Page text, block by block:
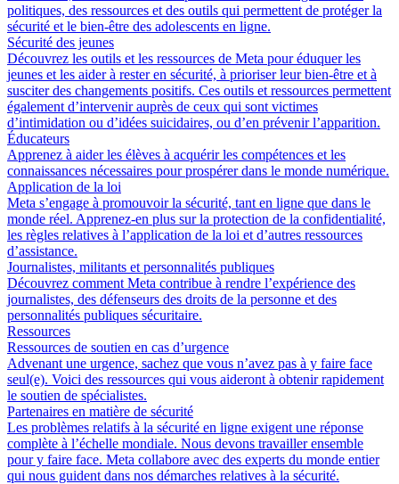
politiques, des ressources et des outils qui permettent de protéger la
sécurité et le bien-être des adolescents en ligne.
Sécurité des jeunes
Découvrez les outils et les ressources de Meta pour éduquer les
jeunes et les aider à rester en sécurité, à prioriser leur bien-être et à
susciter des changements positifs. Ces outils et ressources permettent
également d’intervenir auprès de ceux qui sont victimes
d’intimidation ou d’idées suicidaires, ou d’en prévenir l’apparition.
Éducateurs
Apprenez à aider les élèves à acquérir les compétences et les
connaissances nécessaires pour prospérer dans le monde numérique.
Application de la loi
Meta s’engage à promouvoir la sécurité, tant en ligne que dans le
monde réel. Apprenez-en plus sur la protection de la confidentialité,
les règles relatives à l’application de la loi et d’autres ressources
d’assistance.
Journalistes, militants et personnalités publiques
Découvrez comment Meta contribue à rendre l’expérience des
journalistes, des défenseurs des droits de la personne et des
personnalités publiques sécuritaire.
Ressources
Ressources de soutien en cas d’urgence
Advenant une urgence, sachez que vous n’avez pas à y faire face
seul(e). Voici des ressources qui vous aideront à obtenir rapidement
le soutien de spécialistes.
Partenaires en matière de sécurité
Les problèmes relatifs à la sécurité en ligne exigent une réponse
complète à l’échelle mondiale. Nous devons travailler ensemble
pour y faire face. Meta collabore avec des experts du monde entier
qui nous guident dans nos démarches relatives à la sécurité.